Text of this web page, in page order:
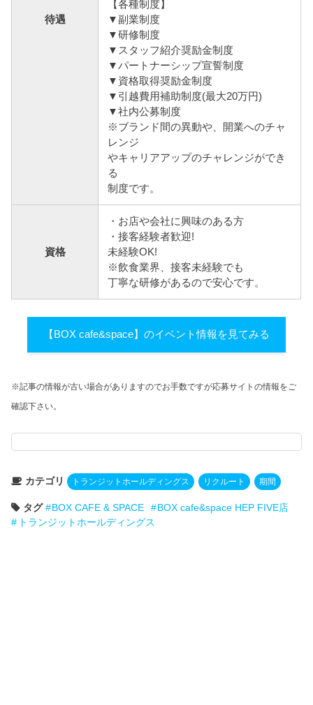
待遇
【各種制度】
▼副業制度
▼研修制度
▼スタッフ紹介奨励金制度
▼パートナーシップ宣誓制度
▼資格取得奨励金制度
▼引越費用補助制度(最大20万円)
▼社内公募制度
※ブランド間の異動や、開業へのチャ
レンジ
やキャリアアップのチャレンジができ
る
制度です。
資格
・お店や会社に興味のある方
・接客経験者歓迎!
未経験OK!
※飲食業界、接客未経験でも
丁寧な研修があるので安心です。
【BOX cafe&space】のイベント情報を見てみる
※記事の情報が古い場合がありますのでお手数ですが応募サイトの情報をご
確認下さい。
カテゴリ トランジットホールディングス リクルート 期間
タグ BOX CAFE & SPACE
BOX cafe&space HEP FIVE店
トランジットホールディングス